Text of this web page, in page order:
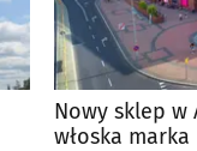
Nowy sklep w
włoska